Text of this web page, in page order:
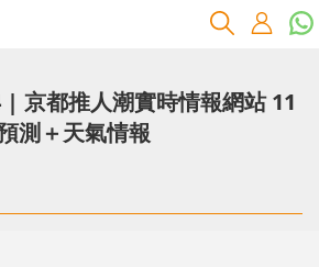
| 京都推人潮實時情報網站 11
測＋天氣情報